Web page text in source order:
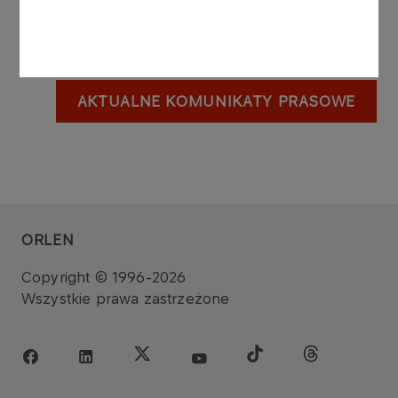
AKTUALNE KOMUNIKATY PRASOWE
ORLEN
Copyright © 1996-2026
Wszystkie prawa zastrzeżone